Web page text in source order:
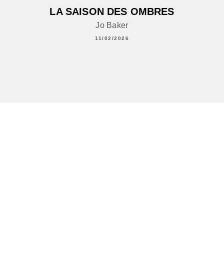
LA SAISON DES OMBRES
Jo Baker
11/02/2026